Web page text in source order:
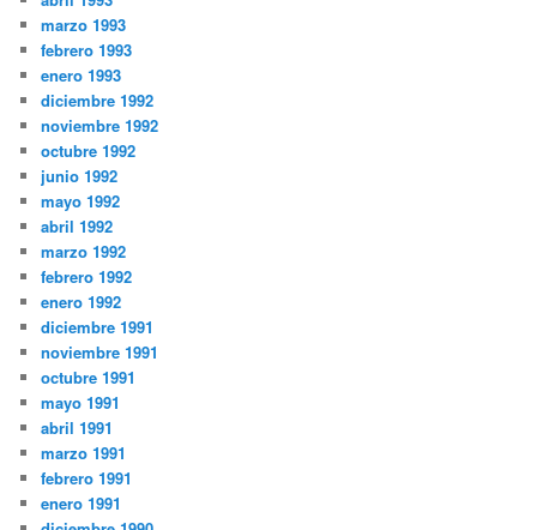
marzo 1993
febrero 1993
enero 1993
diciembre 1992
noviembre 1992
octubre 1992
junio 1992
mayo 1992
abril 1992
marzo 1992
febrero 1992
enero 1992
diciembre 1991
noviembre 1991
octubre 1991
mayo 1991
abril 1991
marzo 1991
febrero 1991
enero 1991